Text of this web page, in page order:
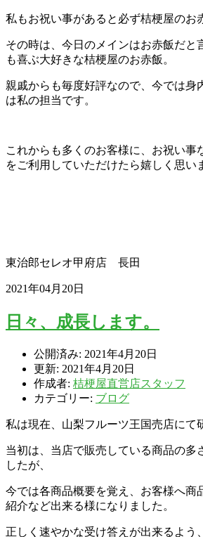
私もお祝い事があると必ず桔梗屋のお
その時は、今日のメインはお赤飯だと
も喜ぶ大好きな桔梗屋のお赤飯。
親戚からも毎度好評なので、今では身
は私の担当です。
これからも多くのお客様に、お祝い事
をご利用していただけたら嬉しく思い
東治郎セレオ甲府店 長田
2021年04月20日
日々、成長します。
公開済み: 2021年4月20日
更新: 2021年4月20日
作成者: 桔梗屋直営店スタッフ
カテゴリー: ブログ
私は現在、山梨フルーツ王国売店にて
当初は、当店で販売している商品の多
したが、
今では各商品概要を覚え、お客様へ商
紹介など出来る様になりました。
正しく速やかな受け答えが出来るよう